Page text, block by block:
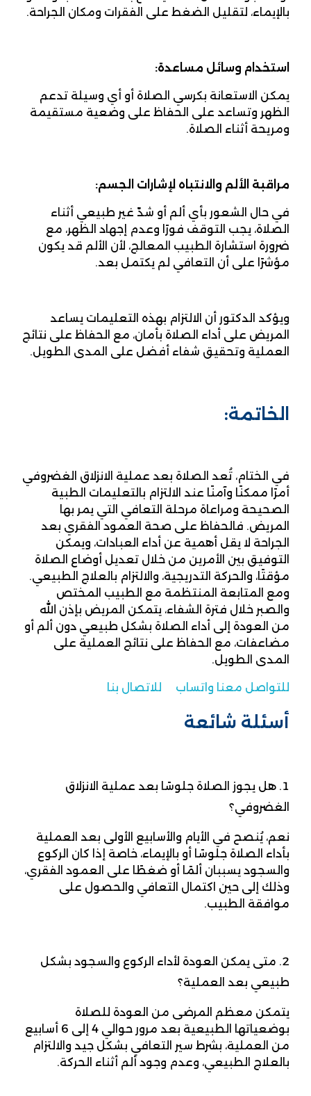
بالإيماء، لتقليل الضغط على الفقرات ومكان الجراحة.
استخدام وسائل مساعدة:
يمكن الاستعانة بكرسي الصلاة أو أي وسيلة تدعم
الظهر وتساعد على الحفاظ على وضعية مستقيمة
ومريحة أثناء الصلاة.
مراقبة الألم والانتباه لإشارات الجسم:
في حال الشعور بأي ألم أو شدّ غير طبيعي أثناء
الصلاة، يجب التوقف فورًا وعدم إجهاد الظهر، مع
ضرورة استشارة الطبيب المعالج، لأن الألم قد يكون
مؤشرًا على أن التعافي لم يكتمل بعد.
ويؤكد الدكتور أن الالتزام بهذه التعليمات يساعد
المريض على أداء الصلاة بأمان، مع الحفاظ على نتائج
العملية وتحقيق شفاء أفضل على المدى الطويل.
الخاتمة:
في الختام، تُعد الصلاة بعد عملية الانزلاق الغضروفي
أمرًا ممكنًا وآمنًا عند الالتزام بالتعليمات الطبية
الصحيحة ومراعاة مرحلة التعافي التي يمر بها
المريض. فالحفاظ على صحة العمود الفقري بعد
الجراحة لا يقل أهمية عن أداء العبادات، ويمكن
التوفيق بين الأمرين من خلال تعديل أوضاع الصلاة
مؤقتًا، والحركة التدريجية، والالتزام بالعلاج الطبيعي.
ومع المتابعة المنتظمة مع الطبيب المختص
والصبر خلال فترة الشفاء، يتمكن المريض بإذن الله
من العودة إلى أداء الصلاة بشكل طبيعي دون ألم أو
مضاعفات، مع الحفاظ على نتائج العملية على
المدى الطويل.
للتواصل معنا واتساب للاتصال بنا
أسئلة شائعة
هل يجوز الصلاة جلوسًا بعد عملية الانزلاق
الغضروفي؟
نعم، يُنصح في الأيام والأسابيع الأولى بعد العملية
بأداء الصلاة جلوسًا أو بالإيماء، خاصة إذا كان الركوع
والسجود يسببان ألمًا أو ضغطًا على العمود الفقري،
وذلك إلى حين اكتمال التعافي والحصول على
موافقة الطبيب.
متى يمكن العودة لأداء الركوع والسجود بشكل
طبيعي بعد العملية؟
يتمكن معظم المرضى من العودة للصلاة
بوضعياتها الطبيعية بعد مرور حوالي 4 إلى 6 أسابيع
من العملية، بشرط سير التعافي بشكل جيد والالتزام
بالعلاج الطبيعي، وعدم وجود ألم أثناء الحركة.